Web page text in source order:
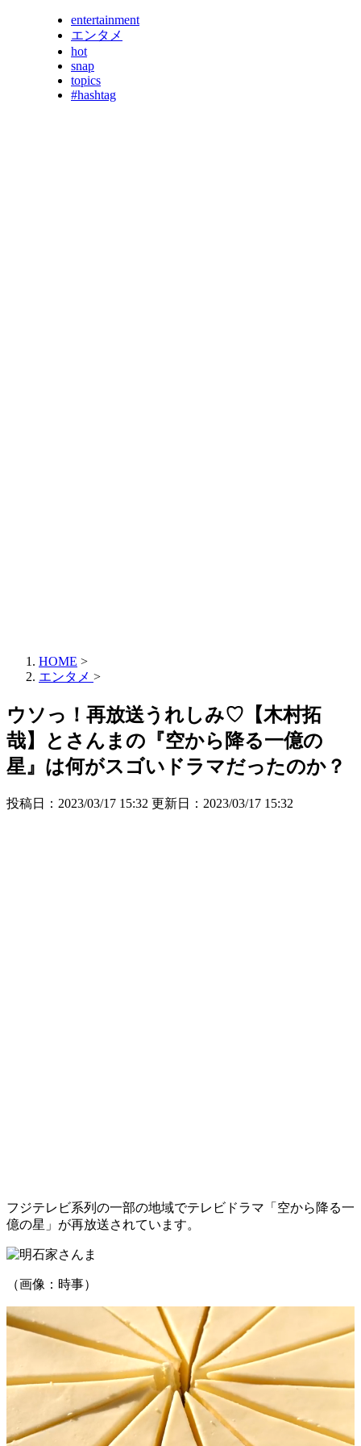
entertainment
エンタメ
hot
snap
topics
#hashtag
HOME >
エンタメ >
ウソっ！再放送うれしみ♡【木村拓
哉】とさんまの『空から降る一億の
星』は何がスゴいドラマだったのか？
投稿日：2023/03/17 15:32 更新日： 2023/03/17 15:32
フジテレビ系列の一部の地域でテレビドラマ「空から降る一
億の星」が再放送されています。
（画像：時事）